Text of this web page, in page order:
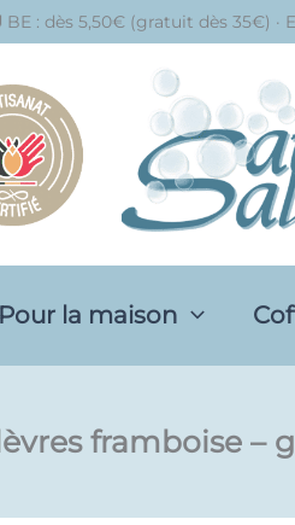
BE : dès 5,50€ (gratuit dès 35€)
Pour la maison
framboise –